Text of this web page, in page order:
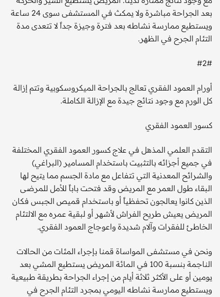
بعد الجراحة مباشرة ولا يمكث في المستشفى سوى 24 ساعة
ويستطيع ممارسة نشاطه بعد فترة وجيزة جداً لا تتعدى مدة
التئام الجرح في الظهر.
#2#
أورام العمود الفقري تعالج بالجراحة الميكروسكوبية وتتم إزالة
كل الورم مع وجود نتائج جيدة مع الإزالة الكاملة.
كسور العمود الفقري
التقدم العلمي المذهل في علاج كسور العمود الفقري المختلفة
في جميع أجزائه بالتثبيت باستخدام المسامير (البراغي)
والشرائح المعدنية التي تتفاعل مع مادة الجسم مما يتيح لها
البقاء طول العمر مع المريض وقد فتحت باباً للأمل للمرضى
الذين كانوا يعالجون تحفظياً أو باستخدام قميص الجبس فكان
المريض يعيش طريح الفراش لأشهر أو لبقية عمره مع الالتئام
الخاطئ للفقرات وآلام شديدة واعوجاج العمود الفقري.
ونحن في مستشفى المواساة قمنا بإجراء المئات من الحالات
الناجمة بنسبة 100 في المائة المريض يستطيع المشي بعد
يومين أو على الأكثر ثلاثة أيام من إجراء الجراحة بطريقة طبيعية
ويستطيع ممارسة نشاطه اليومي بمجرد التئام الجرح في